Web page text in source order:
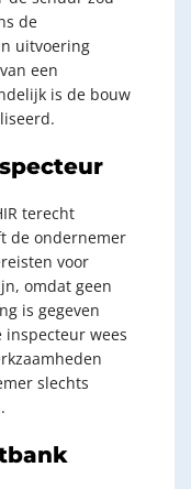
de
uitvoering
een
is de bouw
terecht
de ondernemer
voor
omdat geen
is gegeven
inspecteur wees
slechts